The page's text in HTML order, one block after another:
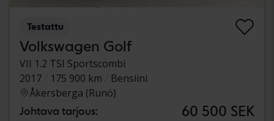
Testattu
Volkswagen Golf
VII 1.2 TSI Sportscombi
2017
175 900 km
Bensiini
Åkersberga (Runö)
Johtava tarjous: 60 500 SEK